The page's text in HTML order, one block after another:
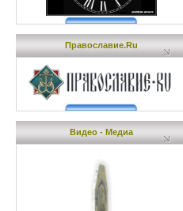
Православие.Ru
Видео - Медиа